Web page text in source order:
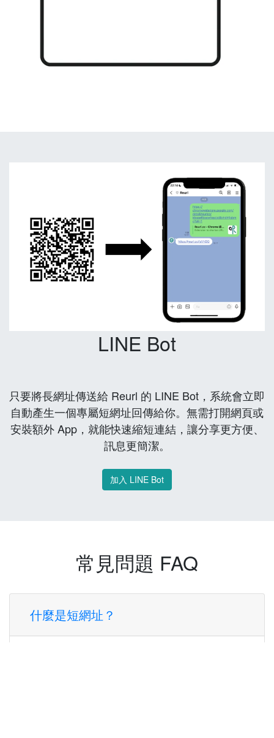
LINE Bot
只要將長網址傳送給 Reurl 的 LINE Bot，系統會立即
自動產生一個專屬短網址回傳給你。無需打開網頁或
安裝額外 App，就能快速縮短連結，讓分享更方便、
訊息更簡潔。
加入 LINE Bot
常見問題 FAQ
什麼是短網址？